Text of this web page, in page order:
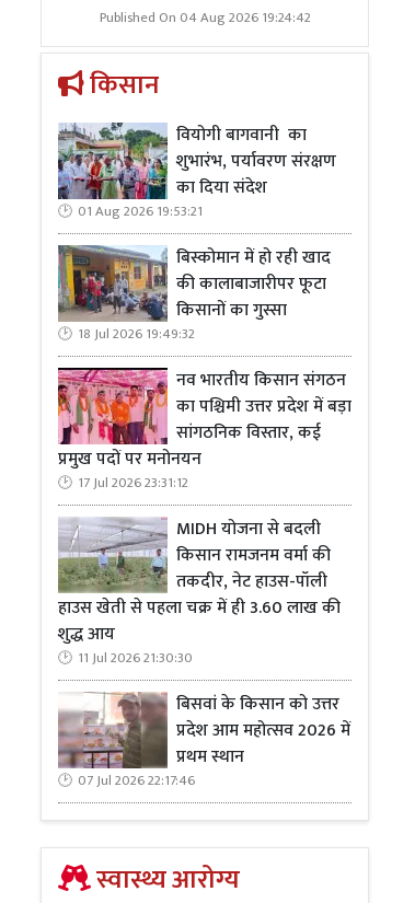
Published On 04 Aug 2026 19:24:42
किसान
वियोगी बागवानी का
शुभारंभ, पर्यावरण संरक्षण
का दिया संदेश
01 Aug 2026 19:53:21
बिस्कोमान में हो रही खाद
की कालाबाजारीपर फूटा
किसानों का गुस्सा
18 Jul 2026 19:49:32
नव भारतीय किसान संगठन
का पश्चिमी उत्तर प्रदेश में बड़ा
सांगठनिक विस्तार, कई
प्रमुख पदों पर मनोनयन
17 Jul 2026 23:31:12
MIDH योजना से बदली
किसान रामजनम वर्मा की
तकदीर, नेट हाउस-पॉली
हाउस खेती से पहला चक्र में ही 3.60 लाख की
शुद्ध आय
11 Jul 2026 21:30:30
बिसवां के किसान को उत्तर
प्रदेश आम महोत्सव 2026 में
प्रथम स्थान
07 Jul 2026 22:17:46
स्वास्थ्य आरोग्य